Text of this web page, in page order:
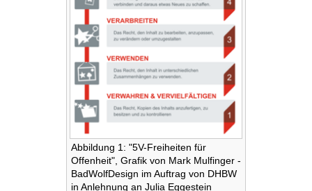
Abbildung 1: "5V-Freiheiten für
Offenheit", Grafik von Mark Mulfinger -
BadWolfDesign im Auftrag von DHBW
in Anlehnung an Julia Eggestein